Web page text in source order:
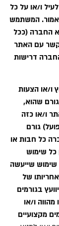
ו/או על כל
המשתמש
החברה (ככל
עם האתר
דרישות
ו/או הצעות
שהוא,
ו/או כזה
גורם
כל חבות או
כל שימוש
שייעשה
של
בגורמים
ו/או
מקצועיים